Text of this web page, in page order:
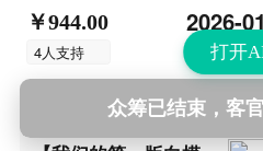
打开
￥944.00
4人支持
2026-
结束时
第1次更新众筹已结束，客